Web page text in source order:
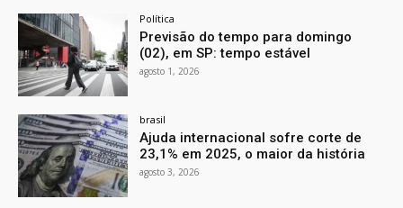
Política
Previsão do tempo para domingo
(02), em SP: tempo estável
agosto 1, 2026
brasil
Ajuda internacional sofre corte de
23,1% em 2025, o maior da história
agosto 3, 2026